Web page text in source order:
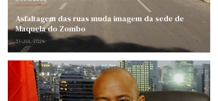
Asfaltagem das ruas muda imagem da sede de
Maquela do Zombo
31-JUL-2024